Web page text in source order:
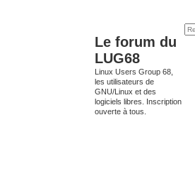
Le forum du
LUG68
Linux Users Group 68,
les utilisateurs de
GNU/Linux et des
logiciels libres. Inscription
ouverte à tous.